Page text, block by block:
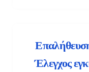
Έλεγχος